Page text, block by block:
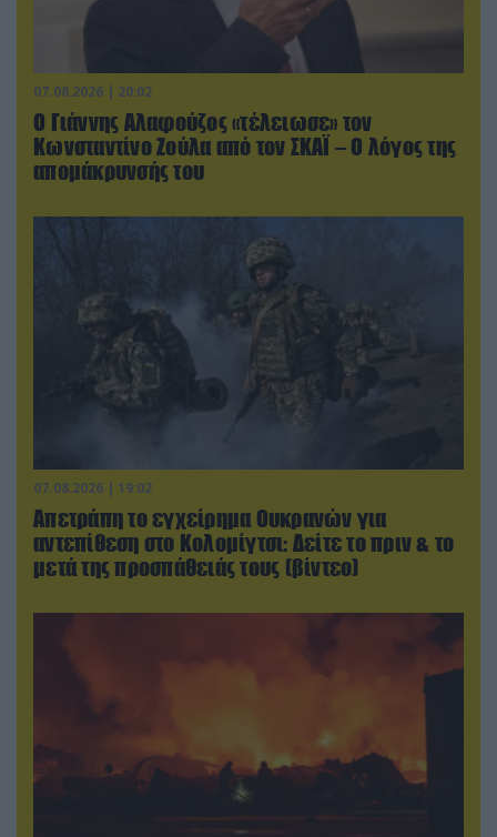
07.08.2026 | 20:02
Ο Γιάννης Αλαφούζος «τέλειωσε» τον
Κωνσταντίνο Ζούλα από τον ΣΚΑΪ – Ο λόγος της
απομάκρυνσής του
07.08.2026 | 19:02
Απετράπη το εγχείρημα Ουκρανών για
αντεπίθεση στο Κολομίγτσι: Δείτε το πριν & το
μετά της προσπάθειάς τους (βίντεο)